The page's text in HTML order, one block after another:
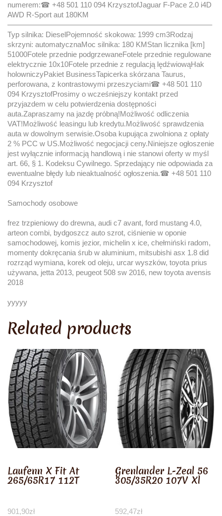
numerem:☎ +48 501 110 094 KrzysztofJaguar F-Pace 2.0 i4D
AWD R-Sport aut 180KM
———————————————————————————–
Typ silnika: DieselPojemność skokowa: 1999 cm3Rodzaj
skrzyni: automatycznaMoc silnika: 180 KMStan licznika [km]
51000Fotele przednie podgrzewaneFotele przednie regulowane
elektrycznie 10x10Fotele przednie z regulacją lędźwiowąHak
holowniczyPakiet BusinessTapicerka skórzana Taurus,
perforowana, z kontrastowymi przeszyciami☎ +48 501 110
094 KrzysztofProsimy o wcześniejszy kontakt przed
przyjazdem w celu potwierdzenia dostępności
auta.Zapraszamy na jazdę próbną!Możliwość odliczenia
VAT!Możliwość leasingu lub kredytu.Możliwość sprawdzenia
auta w dowolnym serwisie.Osoba kupująca zwolniona z opłaty
2 % PCC w US.Możliwość negocjacji ceny.Niniejsze ogłoszenie
jest wyłącznie informacją handlową i nie stanowi oferty w myśl
art. 66, § 1. Kodeksu Cywilnego. Sprzedający nie odpowiada za
ewentualne błędy lub nieaktualność ogłoszenia.☎ +48 501 110
094 Krzysztof
Samochody osobowe
frez trzpieniowy do drewna, audi c7 avant, ford mustang 4.0,
arteon combi, bydgoszcz auto szrot, ciśnienie w oponie
samochodowej, komis jezior, michelin x ice, chełmiński radom,
momenty dokręcania śrub w aluminium, mitsubishi asx 1.8 did
rozrząd wymiana, korek od oleju, urcar wyszków, toyota prius
używana, jetta 2013, peugeot 508 sw 2016, new toyota avensis
2018
yyyyy
Related products
Laufenn X Fit At
265/65R17 112T
901,90zł
Grenlander L-Zeal 56
305/35R20 107V Xl
592,47zł